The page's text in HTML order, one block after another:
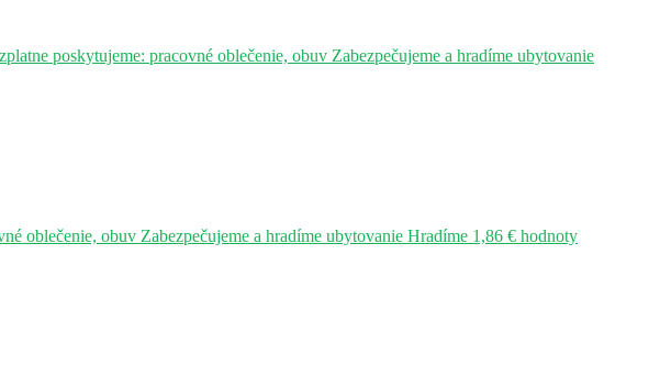
poskytujeme: pracovné oblečenie, obuv Zabezpečujeme a hradíme ubytovanie
oblečenie, obuv Zabezpečujeme a hradíme ubytovanie Hradíme 1,86 € hodnoty